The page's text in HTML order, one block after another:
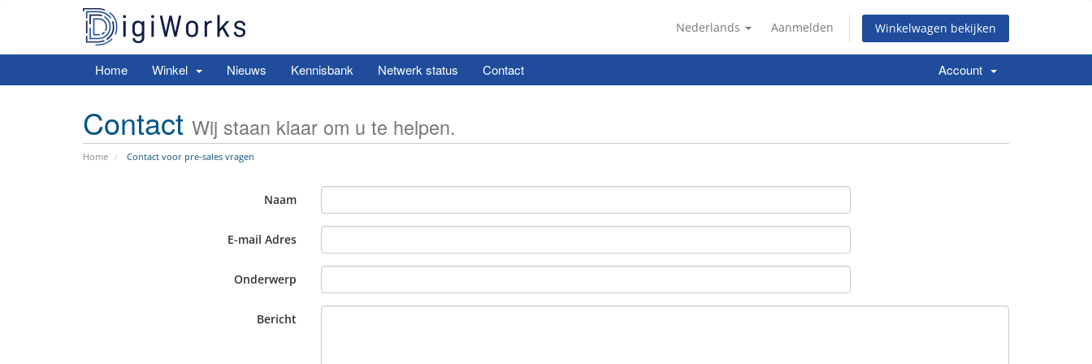
Nederlands Aanmelden Winkelwagen bekijken
Home Winkel Nieuws Kennisbank Netwerk status Contact Account
Contact Wij staan klaar om u te helpen.
Home Contact voor pre-sales vragen
Naam
E-mail Adres
Onderwerp
Bericht